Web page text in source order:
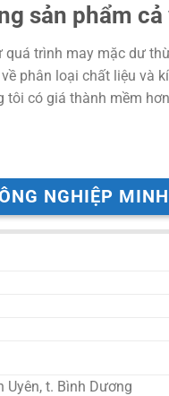
sản phẩm
trình may mặc dư
phân loại chất liệu và
tôi có giá thành mềm
NGHIỆP
Uyên, t. Bình Dương